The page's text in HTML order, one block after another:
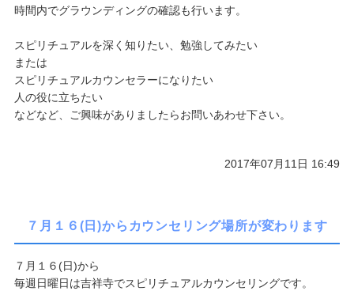
時間内でグラウンディングの確認も行います。
スピリチュアルを深く知りたい、勉強してみたい
または
スピリチュアルカウンセラーになりたい
人の役に立ちたい
などなど、ご興味がありましたらお問いあわせ下さい。
2017年07月11日 16:49
７月１６(日)からカウンセリング場所が変わります
７月１６(日)から
毎週日曜日は吉祥寺でスピリチュアルカウンセリングです。